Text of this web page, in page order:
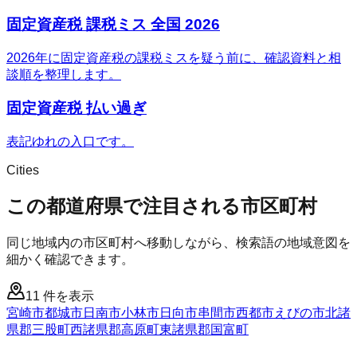
固定資産税 課税ミス 全国 2026
2026年に固定資産税の課税ミスを疑う前に、確認資料と相
談順を整理します。
固定資産税 払い過ぎ
表記ゆれの入口です。
Cities
この都道府県で注目される市区町村
同じ地域内の市区町村へ移動しながら、検索語の地域意図を
細かく確認できます。
11 件を表示
宮崎市都城市日南市小林市日向市串間市西都市えびの市北諸
県郡三股町西諸県郡高原町東諸県郡国富町